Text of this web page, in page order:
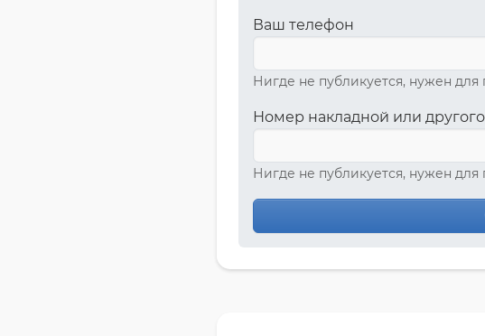
Ваш телефон
Нигде не публикуется, нужен для
Номер накладной или
Нигде не публикуется, нужен для